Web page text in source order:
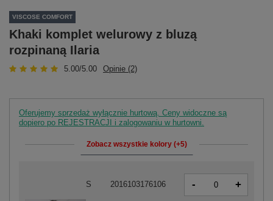
VISCOSE COMFORT
Khaki komplet welurowy z bluzą
rozpinaną Ilaria
5.00/5.00 Opinie (2)
Oferujemy sprzedaż wyłącznie hurtową. Ceny widoczne są
dopiero po REJESTRACJI i zalogowaniu w hurtowni.
Zobacz wszystkie kolory (+5)
S 2016103176106 - +